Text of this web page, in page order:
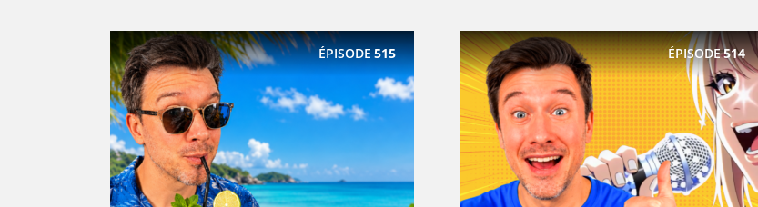
ÉPISODE515 ÉPISODE514